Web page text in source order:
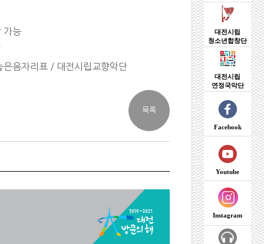
대전시립
청소년합창단
대전시립
연정국악단
Facebook
Youtube
Instagram
가능
음자리표 / 대전시립교향악단